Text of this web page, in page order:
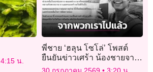
4:15 น.
พี่ชาย ‘ฮลุน โซโล่’ โพสต์
ยืนยันข่าวเศร้า น้องชายจาก
พวกเราไปอย่างไม่มีวันกลับ